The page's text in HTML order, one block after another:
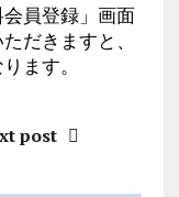
員登録」画面
だきますと、
ます。
post